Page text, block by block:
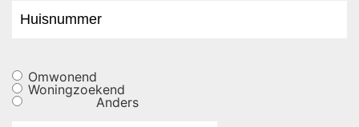
Omwonend
Woningzoekend
Anders